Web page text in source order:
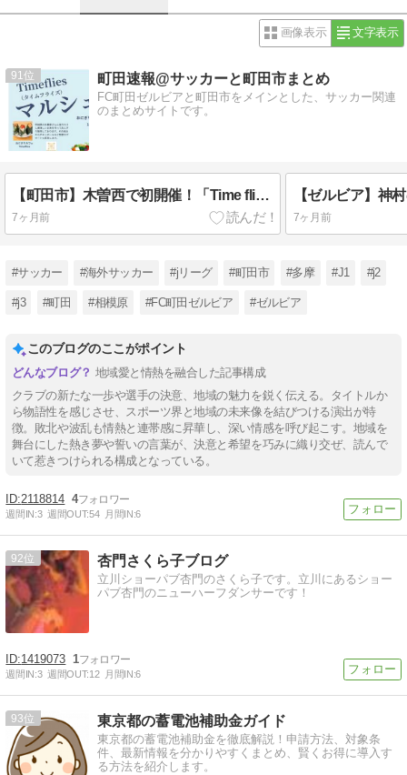
画像表示 文字表示
91 町田速報@サッカーと町田市まとめ
FC町田ゼルビアと町田市をメインとした、サッカー関連
のまとめサイトです。
【町田市】木曽西で初開催！「Time flies マルシェ」ほっこりグルメが集結
7ヶ月前 7ヶ月前
#サッカー #海外サッカー #jリーグ #町田市 #多摩 #J1 #j2
#j3 #町田 #相模原 #FC町田ゼルビア #ゼルビア
このブログのここがポイント
地域愛と情熱を融合した記事構成
クラブの新たな一歩や選手の決意、地域の魅力を鋭く伝える。タイトルか
ら物語性を感じさせ、スポーツ界と地域の未来像を結びつける演出が特
徴。敗北や波乱も情熱と連帯感に昇華し、深い情感を呼び起こす。地域を
舞台にした熱き夢や誓いの言葉が、決意と希望を巧みに織り交ぜ、読んで
いて惹きつけられる構成となっている。
2118814 4
週間IN:3 週間OUT:54 月間IN:6
92 杏門さくら子ブログ
立川ショーパブ杏門のさくら子です。立川にあるショー
パブ杏門のニューハーフダンサーです！
1419073 1
週間IN:3 週間OUT:12 月間IN:6
93 東京都の蓄電池補助金ガイド
東京都の蓄電池補助金を徹底解説！申請方法、対象条
件、最新情報を分かりやすくまとめ、賢くお得に導入す
る方法を紹介します。